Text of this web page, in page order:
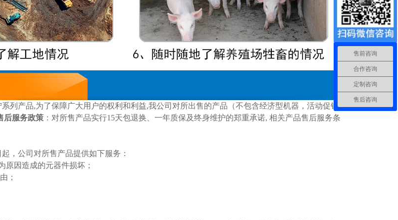
系列产品,为了保障广大用户的权利和利益,我公司对所出售的产品（不包含经济型机器，活动促销
后服务政策 ：对所售产品实行15天包退换 一年质保及终身维护的郑重承诺, 相关产品售后服务条
， 公司 对所售产品提供如下服务：
原因造成的元器件损坏；
；
售前咨询
合作咨询
定制咨询
售后咨询